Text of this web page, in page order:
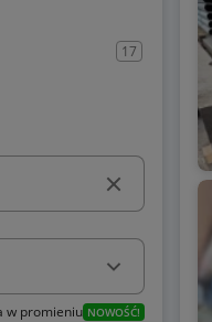
17
w promieniu NOWOŚĆ!